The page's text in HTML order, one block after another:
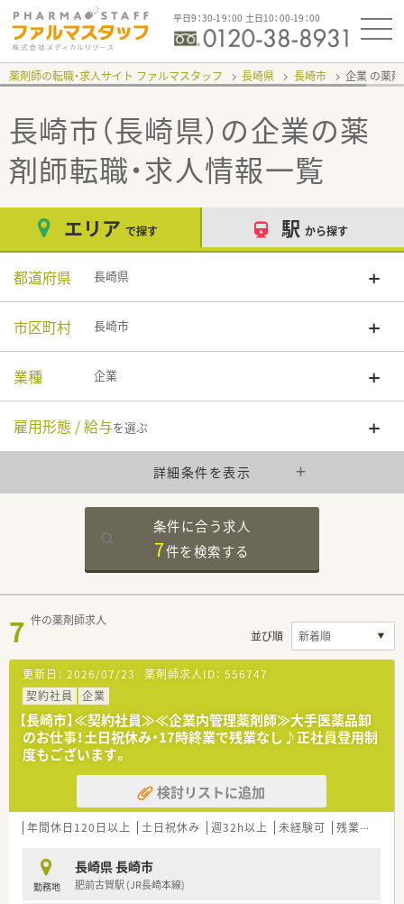
平日9：30-19：00 土日10：00-19：00
薬剤師の転職・求人サイト ファルマスタッフ 長崎県 長崎市 企業
長崎市（長崎県）の企業の薬
剤師転職・求人情報一覧
エリア で探す 駅 から探す
都道府県 長崎県
市区町村 長崎市
業種 企業
雇用形態 / 給与を選ぶ
詳細条件を表示
条件に合う求人
7件を検索する
7 件の薬剤師求人
並び順
更新日： 2026/07/23 薬剤師求人ID： 556747
契約社員
企業
【長崎市】≪契約社員≫≪企業内管理薬剤師≫大手医薬品卸
のお仕事！土日祝休み・17時終業で残業なし♪正社員登用制
度もございます。
検討リストに追加
年間休日120日以上 土日祝休み 週32h以上 未経験可 残業なし(ほぼなし含む)
勤務地
長崎県 長崎市
肥前古賀駅 (JR長崎本線)